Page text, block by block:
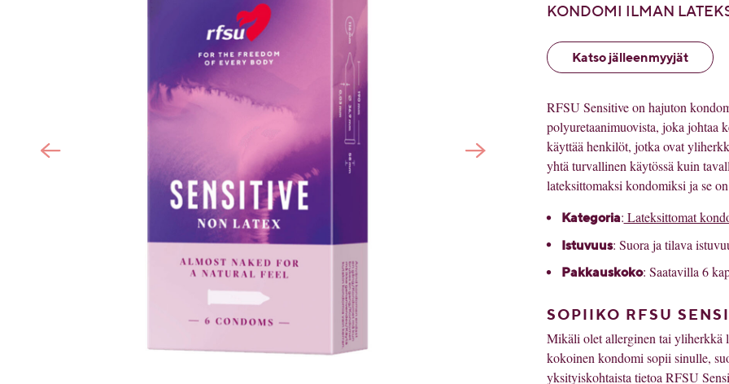
KONDOMI ILMAN
Katso jälleenmyyjät
RFSU Sensitive on hajuton
polyuretaanimuovista, joka johtaa
käyttää henkilöt, jotka ovat
yhtä turvallinen käytössä kuin
lateksittomaksi kondomiksi ja se
Kategoria: Lateksittomat
Istuvuus: Suora ja tilava
Pakkauskoko: Saatavilla 6
SOPIIKO RFSU
Mikäli olet allerginen tai yliherkkä
kokoinen kondomi sopii sinulle,
yksityiskohtaista tietoa RFSU